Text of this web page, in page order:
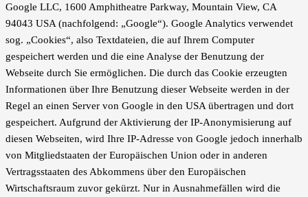
Google LLC, 1600 Amphitheatre Parkway, Mountain View, CA
94043 USA (nachfolgend: „Google“). Google Analytics verwendet
sog. „Cookies“, also Textdateien, die auf Ihrem Computer
gespeichert werden und die eine Analyse der Benutzung der
Webseite durch Sie ermöglichen. Die durch das Cookie erzeugten
Informationen über Ihre Benutzung dieser Webseite werden in der
Regel an einen Server von Google in den USA übertragen und dort
gespeichert. Aufgrund der Aktivierung der IP-Anonymisierung auf
diesen Webseiten, wird Ihre IP-Adresse von Google jedoch innerhalb
von Mitgliedstaaten der Europäischen Union oder in anderen
Vertragsstaaten des Abkommens über den Europäischen
Wirtschaftsraum zuvor gekürzt. Nur in Ausnahmefällen wird die